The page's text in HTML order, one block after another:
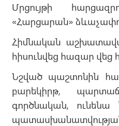
Մրցույթի
«Հարցարան»
Հիմնական
հիսունվեց հազար վեց
Նշված պաշտոնին
բարեկիրթ,
գործնական, ունենա